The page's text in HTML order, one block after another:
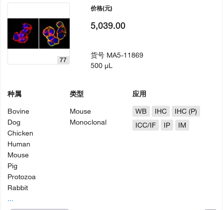
77
种属
Bovine
Dog
Chicken
Human
Mouse
Pig
Protozoa
Rabbit
...
类型
Mouse
Monoclonal
应用
WB
IHC
IHC (P)
ICC/IF
IP IM
价格(元)
5,039.00
货号 MA5-11869
500 µL